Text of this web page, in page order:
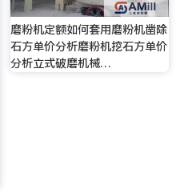
磨粉机定额如何套用磨粉机凿除
石方单价分析磨粉机挖石方单价
分析立式破磨机械…